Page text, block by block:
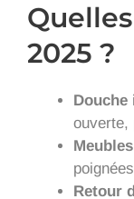
2025 ?
Douche
ouverte,
Retour